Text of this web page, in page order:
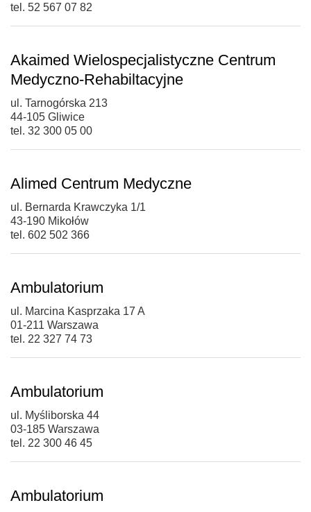
tel. 52 567 07 82
Akaimed Wielospecjalistyczne Centrum
Medyczno-Rehabiltacyjne
ul. Tarnogórska 213
44-105 Gliwice
tel. 32 300 05 00
Alimed Centrum Medyczne
ul. Bernarda Krawczyka 1/1
43-190 Mikołów
tel. 602 502 366
Ambulatorium
ul. Marcina Kasprzaka 17 A
01-211 Warszawa
tel. 22 327 74 73
Ambulatorium
ul. Myśliborska 44
03-185 Warszawa
tel. 22 300 46 45
Ambulatorium